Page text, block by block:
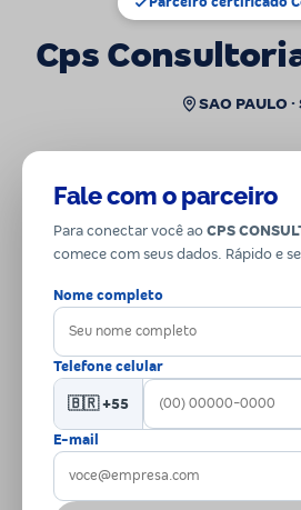
Cps
SAO PAULO ·
Fale com o parceiro
Para conectar você ao CPS
comece com seus dados. Rápido e
Nome completo
Telefone celular
🇧🇷 +55
E-mail